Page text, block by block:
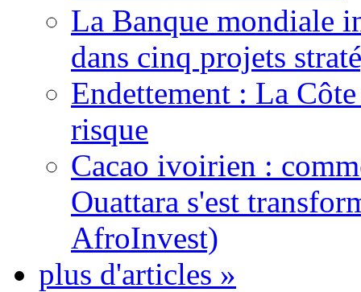
La Banque mondiale
dans cinq projets
Endettement : La
risque
Cacao ivoirien :
Ouattara s'est
AfroInvest)
plus d'articles »